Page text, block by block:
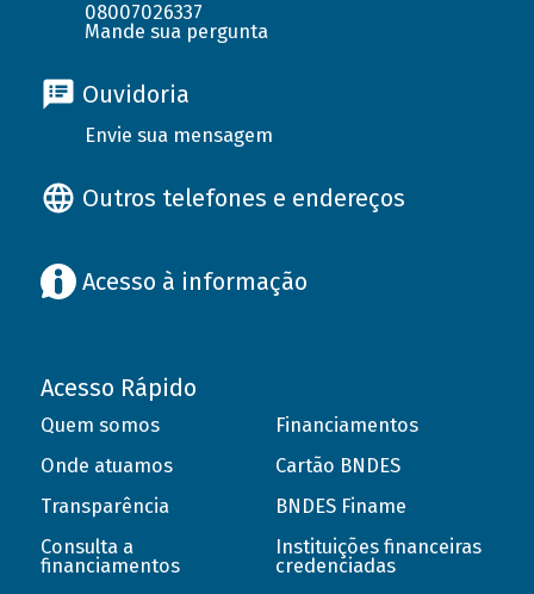
08007026337
Mande sua pergunta
Ouvidoria
Envie sua mensagem
Outros telefones e endereços
Acesso à informação
Acesso Rápido
Quem somos
Onde atuamos
Transparência
Consulta a
financiamentos
Financiamentos
Cartão BNDES
BNDES Finame
Instituições financeiras
credenciadas